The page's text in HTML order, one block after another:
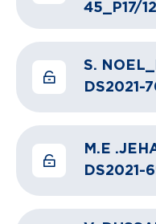
45_P17/
S.
DS2021-
M.E
DS2021-